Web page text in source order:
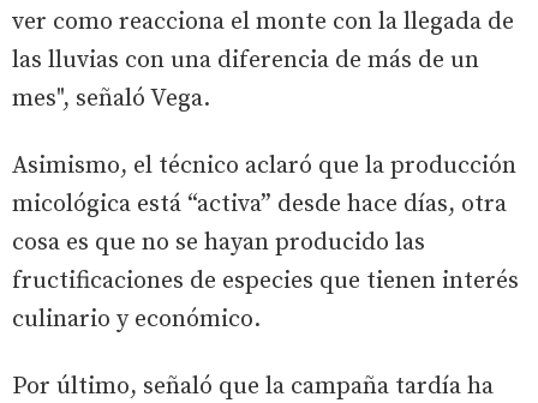
ver como reacciona el monte con la llegada de
las lluvias con una diferencia de más de un
mes", señaló Vega.
Asimismo, el técnico aclaró que la producción
micológica está “activa” desde hace días, otra
cosa es que no se hayan producido las
fructificaciones de especies que tienen interés
culinario y económico.
Por último, señaló que la campaña tardía ha